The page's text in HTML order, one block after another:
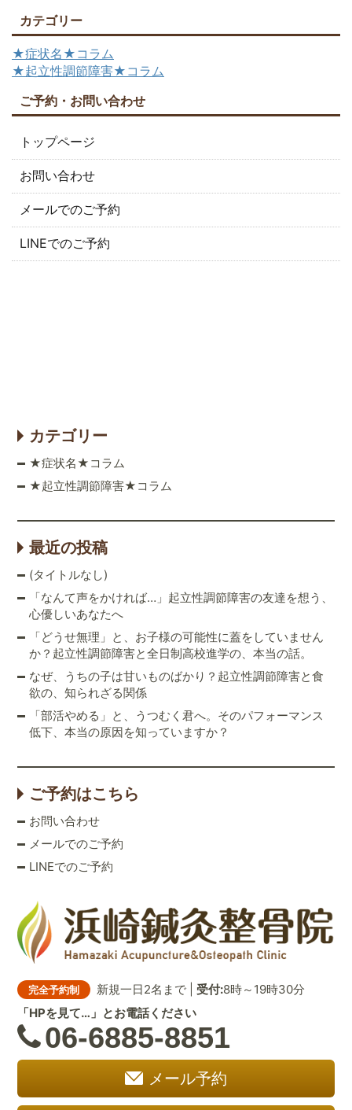
カテゴリー
★症状名★コラム
★起立性調節障害★コラム
ご予約・お問い合わせ
トップページ
お問い合わせ
メールでのご予約
LINEでのご予約
カテゴリー
★症状名★コラム
★起立性調節障害★コラム
最近の投稿
(タイトルなし)
「なんて声をかければ…」起立性調節障害の友達を想う、
心優しいあなたへ
「どうせ無理」と、お子様の可能性に蓋をしていません
か？起立性調節障害と全日制高校進学の、本当の話。
なぜ、うちの子は甘いものばかり？起立性調節障害と食
欲の、知られざる関係
「部活やめる」と、うつむく君へ。そのパフォーマンス
低下、本当の原因を知っていますか？
ご予約はこちら
お問い合わせ
メールでのご予約
LINEでのご予約
完全予約制 新規一日2名まで | 受付:8時～19時30分
「HPを見て…」とお電話ください
06-6885-8851
メール予約